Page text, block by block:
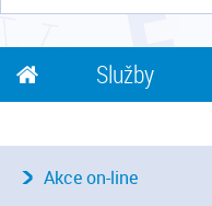
Služby
Akce on-line